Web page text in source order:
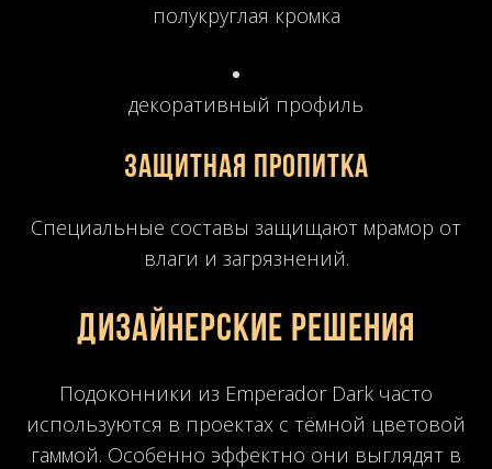
полукруглая кромка
декоративный профиль
Защитная пропитка
Специальные составы защищают мрамор от
влаги и загрязнений.
Дизайнерские решения
Подоконники из Emperador Dark часто
используются в проектах с тёмной цветовой
гаммой. Особенно эффектно они выглядят в